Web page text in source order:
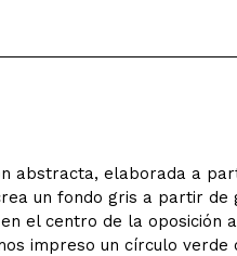
abstracta, elaborada a
un fondo gris a partir de
el centro de la
impreso un círculo